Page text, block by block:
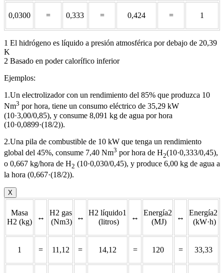
0,0300 = 0,333 = 0,424 = 1
1 El hidrógeno es líquido a presión atmosférica por debajo de 20,39
K
2 Basado en poder calorífico inferior
Ejemplos:
1.Un electrolizador con un rendimiento del 85% que produzca 10
Nm3 por hora, tiene un consumo eléctrico de 35,29 kW
(10·3,00/0,85), y consume 8,091 kg de agua por hora
(10·0,0899·(18/2)).
2.Una pila de combustible de 10 kW que tenga un rendimiento
global del 45%, consume 7,40 Nm3 por hora de H2(10·0,333/0,45),
o 0,667 kg/hora de H2 (10·0,030/0,45), y produce 6,00 kg de agua a
la hora (0,667·(18/2)).
X
Masa
H2 (kg)
↔
H2 gas
(Nm3)
↔
H2 líquido1
(litros)
↔
Energía2
(MJ)
↔
Energía2
(kW·h)
1 = 11,12 = 14,12 = 120 = 33,33